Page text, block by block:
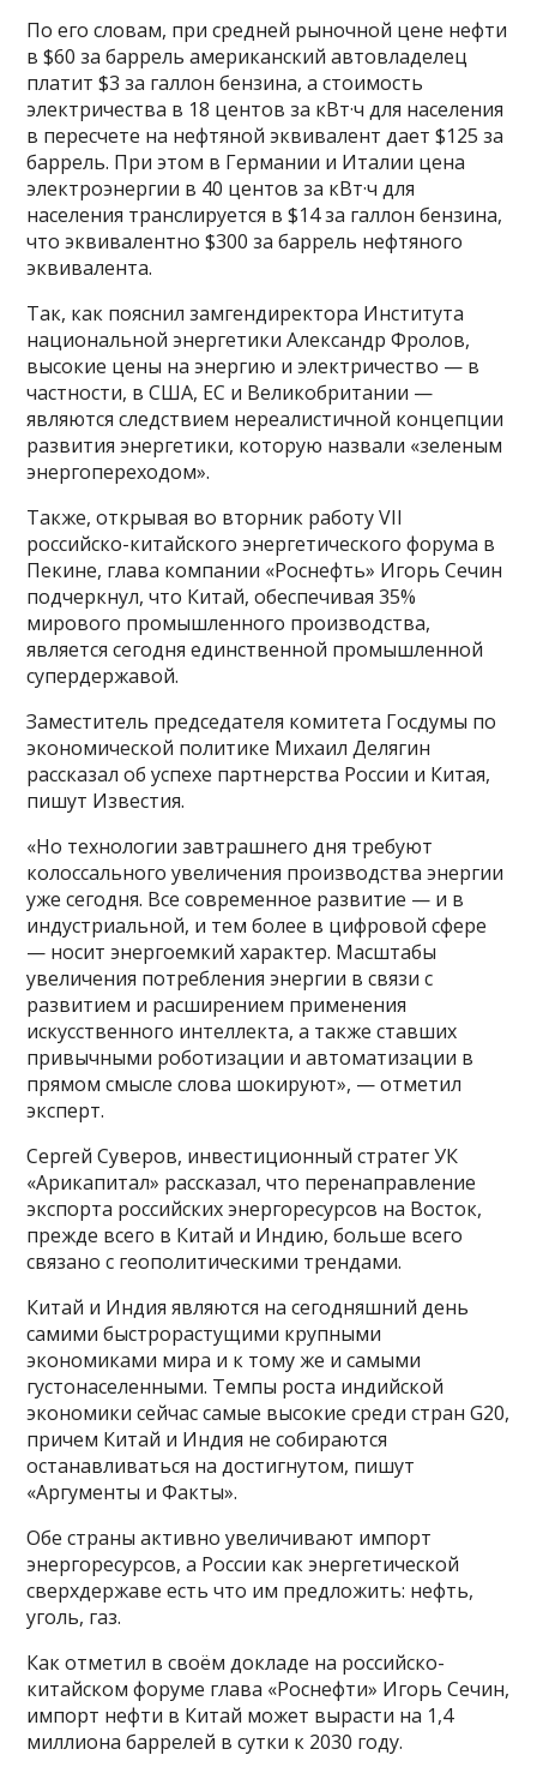
По его словам, при средней рыночной цене нефти
в $60 за баррель американский автовладелец
платит $3 за галлон бензина, а стоимость
электричества в 18 центов за кВт·ч для населения
в пересчете на нефтяной эквивалент дает $125 за
баррель. При этом в Германии и Италии цена
электроэнергии в 40 центов за кВт·ч для
населения транслируется в $14 за галлон бензина,
что эквивалентно $300 за баррель нефтяного
эквивалента.
Так, как пояснил замгендиректора Института
национальной энергетики Александр Фролов,
высокие цены на энергию и электричество — в
частности, в США, ЕС и Великобритании —
являются следствием нереалистичной концепции
развития энергетики, которую назвали «зеленым
энергопереходом».
Также, открывая во вторник работу VII
российско-китайского энергетического форума в
Пекине, глава компании «Роснефть» Игорь Сечин
подчеркнул, что Китай, обеспечивая 35%
мирового промышленного производства,
является сегодня единственной промышленной
супердержавой.
Заместитель председателя комитета Госдумы по
экономической политике Михаил Делягин
рассказал об успехе партнерства России и Китая,
пишут Известия.
«Но технологии завтрашнего дня требуют
колоссального увеличения производства энергии
уже сегодня. Все современное развитие — и в
индустриальной, и тем более в цифровой сфере
— носит энергоемкий характер. Масштабы
увеличения потребления энергии в связи с
развитием и расширением применения
искусственного интеллекта, а также ставших
привычными роботизации и автоматизации в
прямом смысле слова шокируют», — отметил
эксперт.
Сергей Суверов, инвестиционный стратег УК
«Арикапитал» рассказал, что перенаправление
экспорта российских энергоресурсов на Восток,
прежде всего в Китай и Индию, больше всего
связано с геополитическими трендами.
Китай и Индия являются на сегодняшний день
самими быстрорастущими крупными
экономиками мира и к тому же и самыми
густонаселенными. Темпы роста индийской
экономики сейчас самые высокие среди стран G20,
причем Китай и Индия не собираются
останавливаться на достигнутом, пишут
«Аргументы и Факты».
Обе страны активно увеличивают импорт
энергоресурсов, а России как энергетической
сверхдержаве есть что им предложить: нефть,
уголь, газ.
Как отметил в своём докладе на российско-
китайском форуме глава «Роснефти» Игорь Сечин,
импорт нефти в Китай может вырасти на 1,4
миллиона баррелей в сутки к 2030 году.